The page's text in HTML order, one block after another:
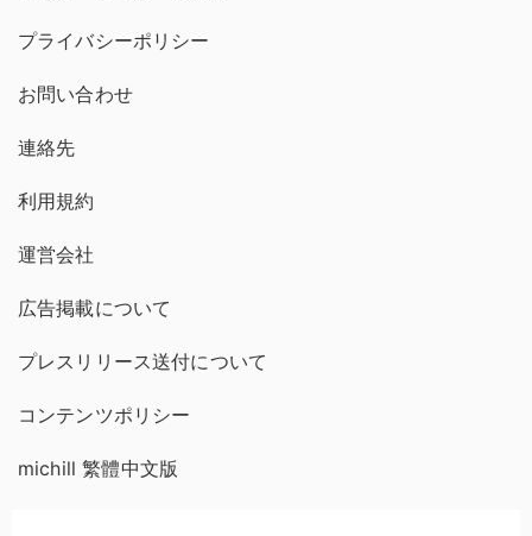
プライバシーポリシー
お問い合わせ
連絡先
利用規約
運営会社
広告掲載について
プレスリリース送付について
コンテンツポリシー
michill 繁體中文版